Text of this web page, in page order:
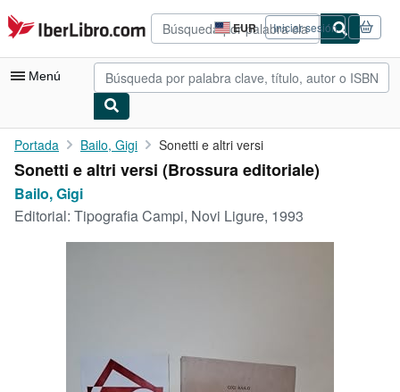
Pasar al contenido principal
IberLibro.com EUR
Preferencias
de
compra
del
Iniciar sesión
Menú
Mi cuenta
Consultar mis pedidos
Búsqueda avanzada
Comenzar a vender
Portada Bailo, Gigi Sonetti e altri versi
Sonetti e altri versi (Brossura editoriale)
Bailo, Gigi
Editorial: Tipografia Campi, Novi Ligure, 1993